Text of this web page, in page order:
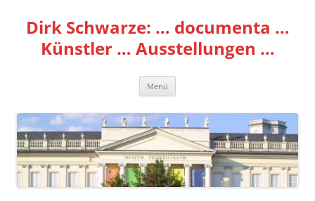
springen
Dirk Schwarze: … documenta …
Künstler … Ausstellungen …
Menü